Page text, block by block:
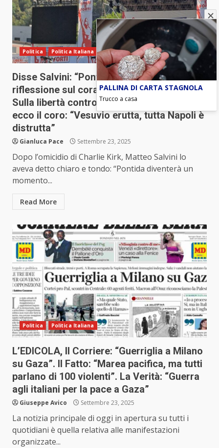
Politica Politica Italiana
Disse Salvini: “Pontida sarà un momento di
riflessione sul coraggio contro la paura.
Sulla libertà contro la violenza”. E infatti
ecco il coro: “Vesuvio erutta, tutta Napoli è
distrutta”
Gianluca Pace Settembre 23, 2025
Dopo l’omicidio di Charlie Kirk, Matteo Salvini lo
aveva detto chiaro e tondo: “Pontida diventerà un
momento...
Read More
Politica Politica Italiana
L’EDICOLA, Il Corriere: “Guerriglia a Milano
su Gaza”. Il Fatto: “Marea pacifica, ma tutti
parlano di 100 violenti”. La Verità: “Guerra
agli italiani per la pace a Gaza”
Giuseppe Avico Settembre 23, 2025
La notizia principale di oggi in apertura su tutti i
quotidiani è quella relativa alle manifestazioni
organizzate...
PALLINA DI CARTA STAGNOLA
Trucco a casa